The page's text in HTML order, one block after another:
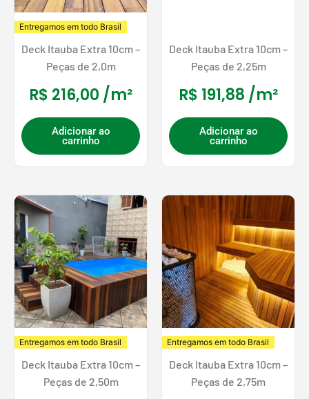
Entregamos em todo Brasil
Deck Itauba Extra 10cm –
Peças de 2,0m
R$ 216,00 /m²
Adicionar ao
carrinho
Deck Itauba Extra 10cm –
Peças de 2,25m
R$ 191,88 /m²
Adicionar ao
carrinho
Entregamos em todo Brasil
Deck Itauba Extra 10cm –
Peças de 2,50m
Entregamos em todo Brasil
Deck Itauba Extra 10cm –
Peças de 2,75m